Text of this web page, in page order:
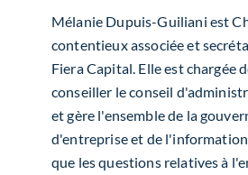
Mélanie Dupuis-Guiliani est
contentieux associée et
Fiera Capital. Elle est chargée
conseiller le conseil
et gère l'ensemble de la
d'entreprise et de
que les questions relatives à